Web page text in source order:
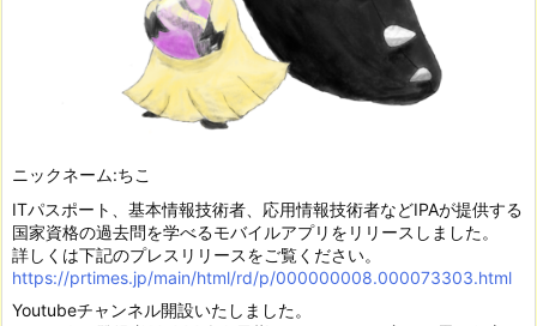
ニックネーム:ちこ
ITパスポート、基本情報技術者、応用情報技術者などIPAが提供する
国家資格の過去問を学べるモバイルアプリをリリースしました。
詳しくは下記のプレスリリースをご覧ください。
https://prtimes.jp/main/html/rd/p/000000008.000073303.html
Youtubeチャンネル開設いたしました。